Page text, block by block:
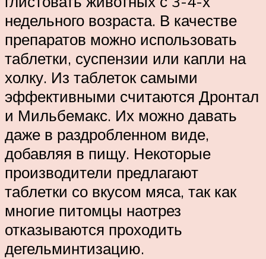
недельного возраста. В качестве
препаратов можно использовать
таблетки, суспензии или капли на
холку. Из таблеток самыми
эффективными считаются Дронтал
и Мильбемакс. Их можно давать
даже в раздробленном виде,
добавляя в пищу. Некоторые
производители предлагают
таблетки со вкусом мяса, так как
многие питомцы наотрез
отказываются проходить
дегельминтизацию.